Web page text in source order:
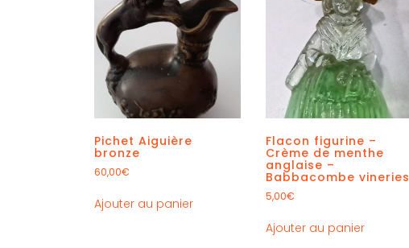
Pichet Aiguière
bronze
60,00€
Ajouter au panier
Flacon figurine –
Crème de menthe
anglaise –
Babbacombe vineries
5,00€
Ajouter au panier